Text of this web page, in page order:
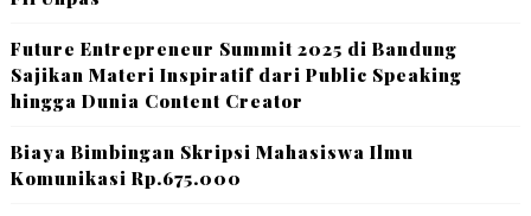
Future Entrepreneur Summit 2025 di Bandung
Sajikan Materi Inspiratif dari Public Speaking
hingga Dunia Content Creator
Biaya Bimbingan Skripsi Mahasiswa Ilmu
Komunikasi Rp.675.000